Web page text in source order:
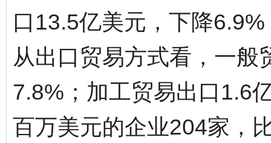
口13.5亿美元，下降
从出口贸易方式看，一般
7.8%；加工贸易出口1.6
百万美元的企业204家，